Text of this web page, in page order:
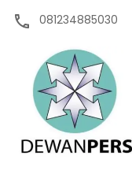
081234885030